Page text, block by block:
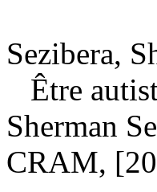
Sezibera,
Être
Sherman
CRAM,